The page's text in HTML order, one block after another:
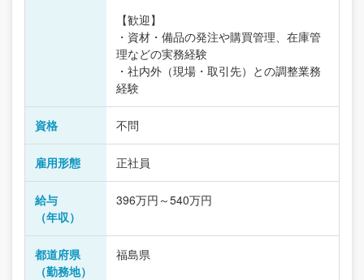
【歓迎】
・資材・備品の発注や購買管理、在庫管
理などの実務経験
・社内外（現場・取引先）との調整業務
経験
資格 不問
雇用形態 正社員
給与
（年収）
396万円～540万円
都道府県
（勤務地）
福島県